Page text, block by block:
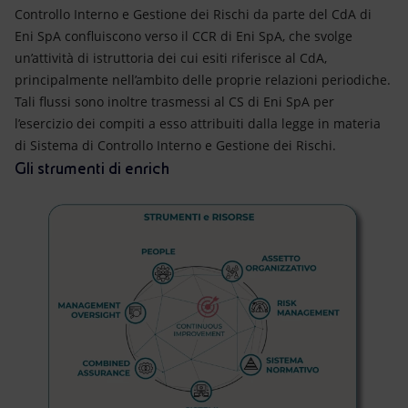
Controllo Interno e Gestione dei Rischi da parte del CdA di
Eni SpA confluiscono verso il CCR di Eni SpA, che svolge
un’attività di istruttoria dei cui esiti riferisce al CdA,
principalmente nell’ambito delle proprie relazioni periodiche.
Tali flussi sono inoltre trasmessi al CS di Eni SpA per
l’esercizio dei compiti a esso attribuiti dalla legge in materia
di Sistema di Controllo Interno e Gestione dei Rischi.
Gli strumenti di enrich